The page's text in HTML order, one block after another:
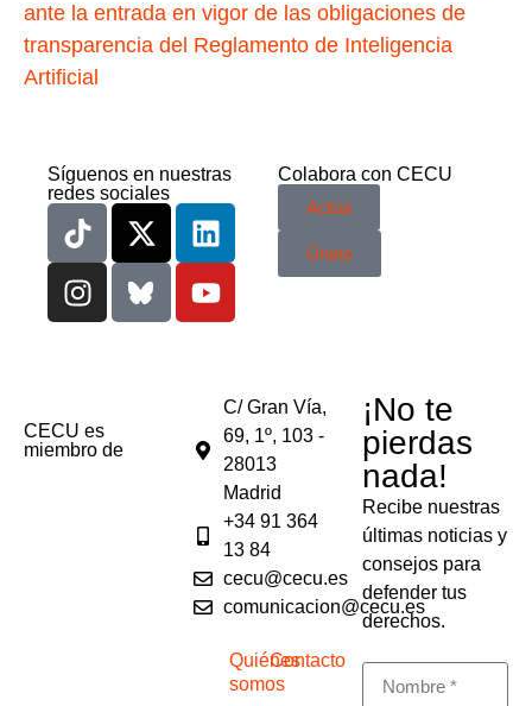
ante la entrada en vigor de las obligaciones de
transparencia del Reglamento de Inteligencia
Artificial
Síguenos en nuestras
redes sociales
Colabora con CECU
Actúa
Únete
CECU es
miembro de
C/ Gran Vía,
69, 1º, 103 -
28013
Madrid
+34 91 364
13 84
cecu@cecu.es
comunicacion@cecu.es
Quiénes
somos
Contacto
¡No te
pierdas
nada!
Recibe nuestras
últimas noticias y
consejos para
defender tus
derechos.